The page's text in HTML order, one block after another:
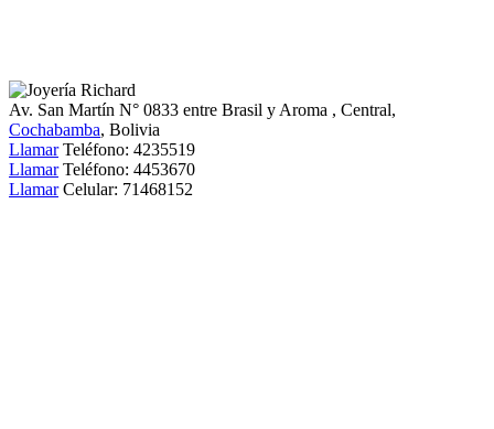
Av. San Martín N° 0833 entre Brasil y Aroma , Central,
Cochabamba, Bolivia
Llamar Teléfono: 4235519
Llamar Teléfono: 4453670
Llamar Celular: 71468152